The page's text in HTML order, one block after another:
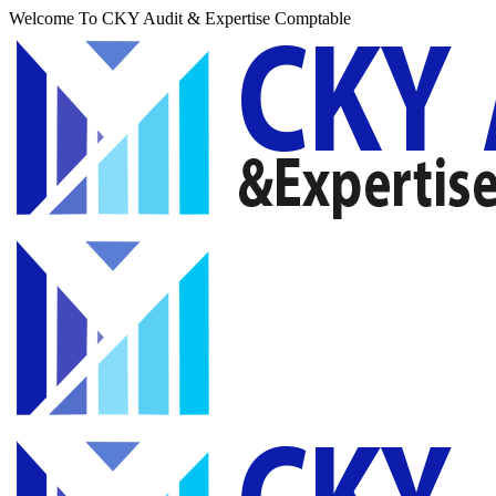
Welcome To CKY Audit & Expertise Comptable